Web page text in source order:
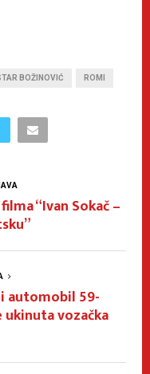
BOŽINOVIĆ ROMI
“Ivan Sokač –
automobil 59-
vozačka